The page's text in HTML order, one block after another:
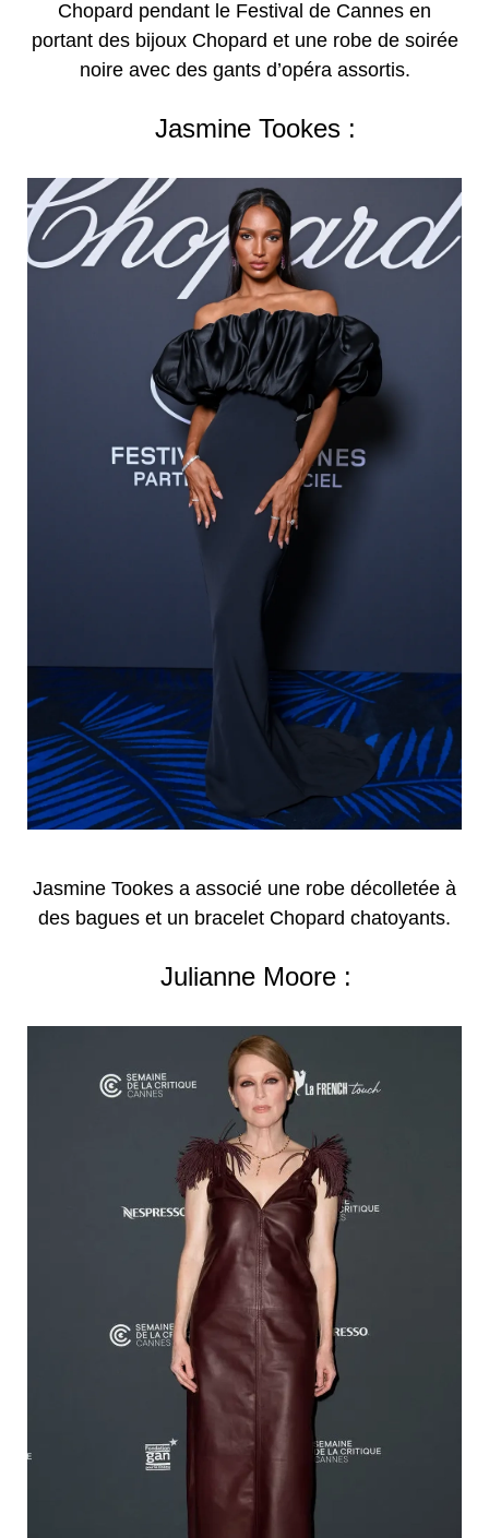
Chopard pendant le Festival de Cannes en
portant des bijoux Chopard et une robe de soirée
noire avec des gants d’opéra assortis.
Jasmine Tookes :
Jasmine Tookes a associé une robe décolletée à
des bagues et un bracelet Chopard chatoyants.
Julianne Moore :